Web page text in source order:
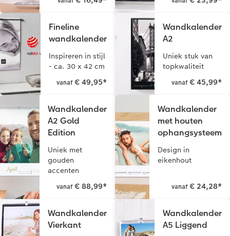
Ontwerpopties
Making Memories
Pasfoto's maken
Alle extra's
Fineline
wandkalender
Inspireren in stijl
- ca. 30 x 42 cm
vanaf€ 49,95*
Wandkalender
A2
Uniek stuk van
topkwaliteit
vanaf€ 45,99*
Wandkalender
A2 Gold
Edition
Uniek met
gouden
accenten
vanaf€ 88,99*
Wandkalender
met houten
ophangsysteem
Design in
eikenhout
vanaf€ 24,28*
Wandkalender
Vierkant
Wandkalender
A5 Liggend